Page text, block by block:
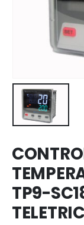
TP9-
TELETRIC